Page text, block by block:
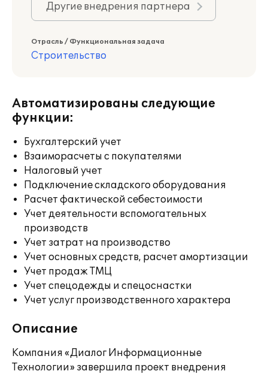
Другие внедрения партнера
Отрасль / Функциональная задача
Строительство
Автоматизированы следующие
функции:
Бухгалтерский учет
Взаиморасчеты с покупателями
Налоговый учет
Подключение складского оборудования
Расчет фактической себестоимости
Учет деятельности вспомогательных
производств
Учет затрат на производство
Учет основных средств, расчет амортизации
Учет продаж ТМЦ
Учет спецодежды и спецоснастки
Учет услуг производственного характера
Описание
Компания «Диалог Информационные
Технологии» завершила проект внедрения